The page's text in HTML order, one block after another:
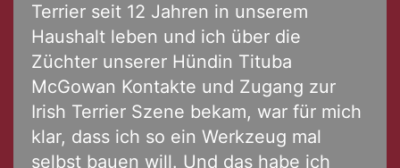
Terrier seit 12 Jahren in unserem
Haushalt leben und ich über die
Züchter unserer Hündin Tituba
McGowan Kontakte und Zugang zur
Irish Terrier Szene bekam, war für mich
klar, dass ich so ein Werkzeug mal
selbst bauen will. Und das habe ich